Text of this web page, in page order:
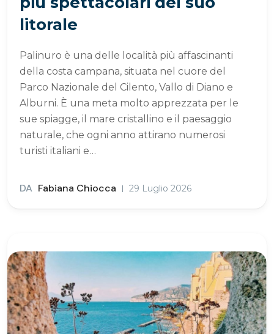
litorale
Palinuro è una delle località più affascinanti
della costa campana, situata nel cuore del
Parco Nazionale del Cilento, Vallo di Diano e
Alburni. È una meta molto apprezzata per le
sue spiagge, il mare cristallino e il paesaggio
naturale, che ogni anno attirano numerosi
turisti italiani e…
DA Fabiana Chiocca 29 Luglio 2026